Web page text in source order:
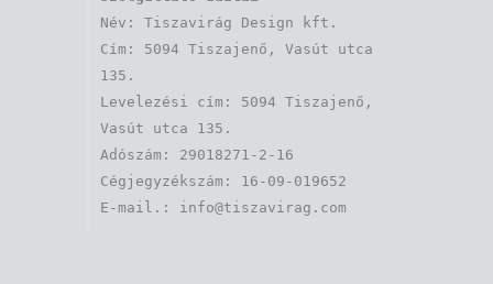
Név: Tiszavirág Design kft.
Cím: 5094 Tiszajenő, Vasút utca
135.
Levelezési cím: 5094 Tiszajenő,
Vasút utca 135.
Adószám: 29018271-2-16
Cégjegyzékszám: 16-09-019652